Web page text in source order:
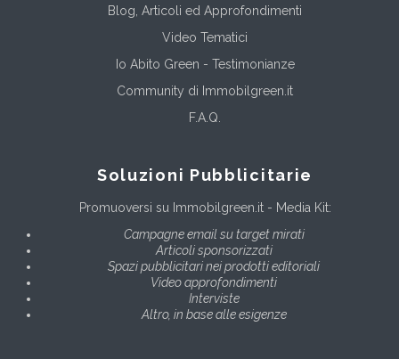
Blog, Articoli ed Approfondimenti
Video Tematici
Io Abito Green - Testimonianze
Community di Immobilgreen.it
F.A.Q.
Soluzioni Pubblicitarie
Promuoversi su Immobilgreen.it - Media Kit:
Campagne email su target mirati
Articoli sponsorizzati
Spazi pubblicitari nei prodotti editoriali
Video approfondimenti
Interviste
Altro, in base alle esigenze